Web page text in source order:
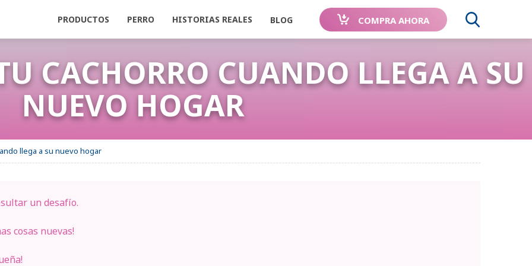
PRODUCTOS
PORTAFOLIO
PERRO
AYUDAR A MI PERRO CON
HISTORIAS REALES
TESTIMONIALES
HISTORIA
POR
PERROS DE
BLOG COMPRA AHORA
CACHORRO CUANDO LLEGA A SU
NUEVO HOGAR
llega a su nuevo hogar
un desafío.
cosas nuevas!